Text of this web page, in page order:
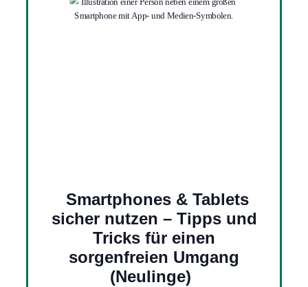
Smartphones & Tablets
sicher nutzen – Tipps und
Tricks für einen
sorgenfreien Umgang
(Neulinge)